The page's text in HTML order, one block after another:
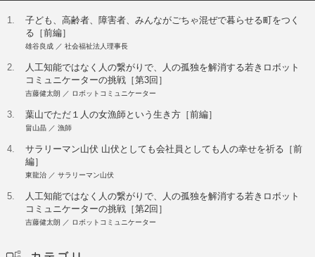
1.
子ども、高齢者、障害者、みんながごちゃ混ぜで暮らせる町をつく
る［前編］
雄谷良成 ／ 社会福祉法人理事長
2.
人工知能ではなく人の繋がりで、人の孤独を解消する若きロボット
コミュニケーターの挑戦［第3回］
吉藤健太朗 ／ ロボットコミュニケーター
3. 葉山でただ１人の女漁師という生き方［前編］
畠山晶 ／ 漁師
4.
サラリーマン山伏 山伏としても会社員としても人の幸せを祈る［前
編］
東龍治 ／ サラリーマン山伏
5.
人工知能ではなく人の繋がりで、人の孤独を解消する若きロボット
コミュニケーターの挑戦［第2回］
吉藤健太朗 ／ ロボットコミュニケーター